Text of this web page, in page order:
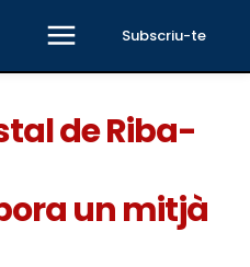
Subscriu-te
de Riba-
un mitjà